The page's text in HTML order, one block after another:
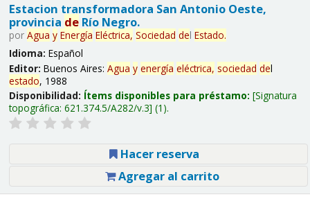
Estacion transformadora San Antonio Oeste,
provincia deRío Negro.
por Agua y Energía Eléctrica, Sociedad del Estado.
Idioma: Español
Editor: Buenos Aires: Agua y energía eléctrica, sociedad del
estado, 1988
Disponibilidad: Ítems disponibles para préstamo: Signatura
topográfica: 621.374.5/A282/v.3 (1).
Hacer reserva
Agregar al carrito